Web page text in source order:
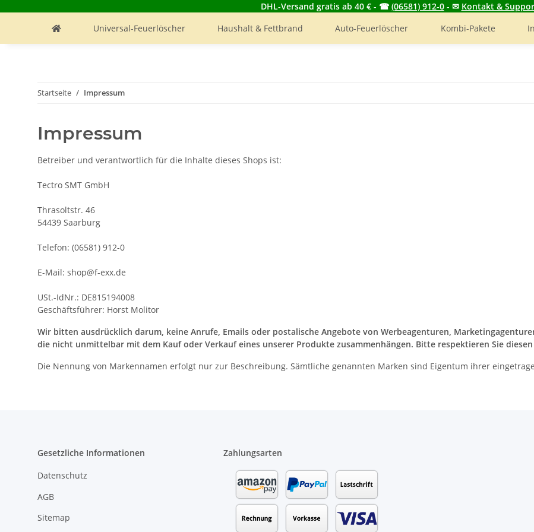
DHL-Versand gratis ab 40 € - ☎ (06581) 912-0- ✉ Kontakt &
Universal-Feuerlöscher
Haushalt & Fettbrand Auto-Feuerlöscher Kombi-Pakete
Startseite Impressum
Impressum
Betreiber und verantwortlich für die Inhalte dieses Shops ist:
Tectro SMT GmbH
Thrasoltstr. 46
54439 Saarburg
Telefon: (06581) 912-0
E-Mail: shop@f-exx.de
USt.-IdNr.: DE815194008
Geschäftsführer: Horst Molitor
Wir bitten ausdrücklich darum, keine Anrufe, Emails oder postalische Angebote von Werbeagenturen,
die nicht unmittelbar mit dem Kauf oder Verkauf eines unserer Produkte zusammenhängen. Bitte respektieren Sie diesen
Die Nennung von Markennamen erfolgt nur zur Beschreibung. Sämtliche genannten Marken sind Eigentum ihrer
Gesetzliche Informationen
Datenschutz
AGB
Sitemap
Zahlungsarten